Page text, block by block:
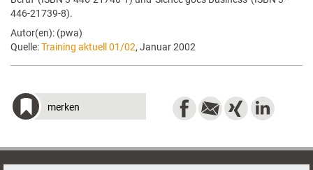
446-21739-8).
Autor(en): (pwa)
Quelle:Training aktuell 01/02, Januar 2002
merken